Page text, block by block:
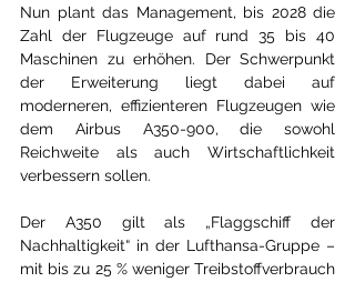
Nun plant das Management, bis 2028 die
Zahl der Flugzeuge auf rund 35 bis 40
Maschinen zu erhöhen. Der Schwerpunkt
der Erweiterung liegt dabei auf
moderneren, effizienteren Flugzeugen wie
dem Airbus A350-900, die sowohl
Reichweite als auch Wirtschaftlichkeit
verbessern sollen.
Der A350 gilt als „Flaggschiff der
Nachhaltigkeit“ in der Lufthansa-Gruppe –
mit bis zu 25 % weniger Treibstoffverbrauch